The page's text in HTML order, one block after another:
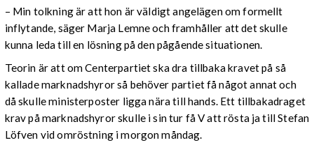
– Min tolkning är att hon är väldigt angelägen om formellt
inflytande, säger Marja Lemne och framhåller att det skulle
kunna leda till en lösning på den pågående situationen.
Teorin är att om Centerpartiet ska dra tillbaka kravet på så
kallade marknadshyror så behöver partiet få något annat och
då skulle ministerposter ligga nära till hands. Ett tillbakadraget
krav på marknadshyror skulle i sin tur få V att rösta ja till Stefan
Löfven vid omröstning i morgon måndag.